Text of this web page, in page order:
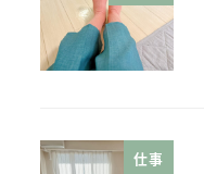
仕事